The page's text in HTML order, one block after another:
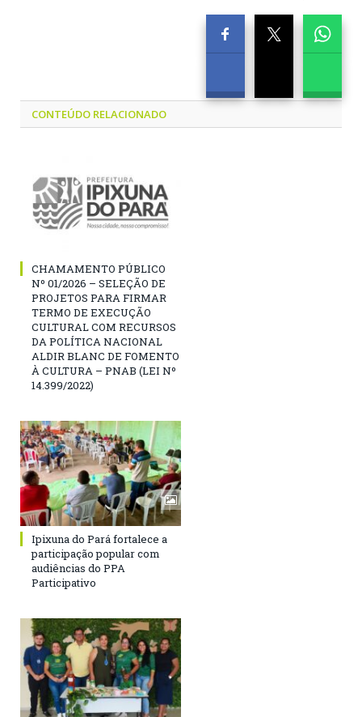
CONTEÚDO RELACIONADO
CHAMAMENTO PÚBLICO
Nº 01/2026 – SELEÇÃO DE
PROJETOS PARA FIRMAR
TERMO DE EXECUÇÃO
CULTURAL COM RECURSOS
DA POLÍTICA NACIONAL
ALDIR BLANC DE FOMENTO
À CULTURA – PNAB (LEI Nº
14.399/2022)
Ipixuna do Pará fortalece a
participação popular com
audiências do PPA
Participativo